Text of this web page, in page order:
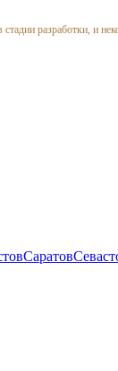
разработки, и
Саратов